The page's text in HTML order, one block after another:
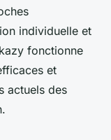
individuelle et
fonctionne
et
actuels des